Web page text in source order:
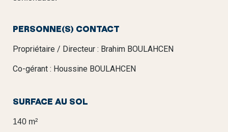
PERSONNE(S) CONTACT
Propriétaire / Directeur : Brahim BOULAHCEN
Co-gérant : Houssine BOULAHCEN
SURFACE AU SOL
140 m²